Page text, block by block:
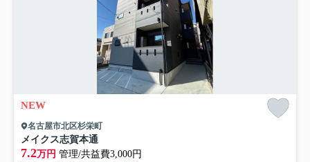
NEW
名古屋市北区杉栄町
メイクス志賀本通
7.2万円 管理/共益費3,000円